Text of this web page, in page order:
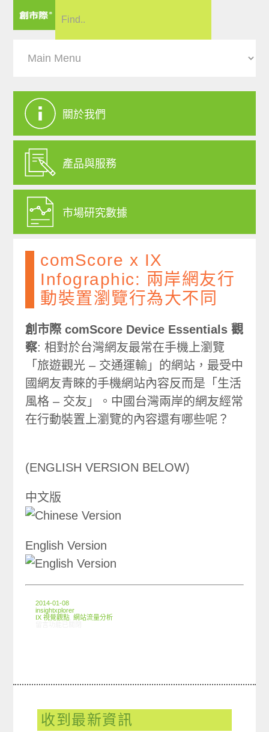
關於我們
產品與服務
市場研究數據
comScore x IX
Infographic: 兩岸網友行
動裝置瀏覽行為大不同
創市際 comScore Device Essentials 觀
察: 相對於台灣網友最常在手機上瀏覽
「旅遊觀光 – 交通運輸」的網站，最受中
國網友青睞的手機網站內容反而是「生活
風格 – 交友」。中國台灣兩岸的網友經常
在行動裝置上瀏覽的內容還有哪些呢？
(ENGLISH VERSION BELOW)
中文版
English Version
2014-01-08
insightxplorer
IX 視覺觀點 ,網站流量分析
收到最新資訊